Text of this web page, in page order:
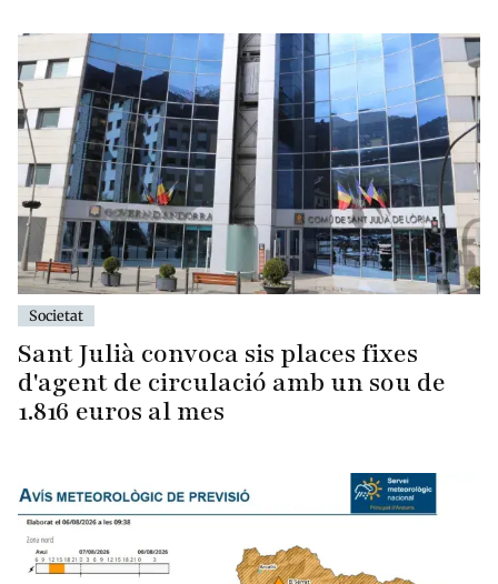
Societat
Sant Julià convoca sis places fixes
d'agent de circulació amb un sou de
1.816 euros al mes